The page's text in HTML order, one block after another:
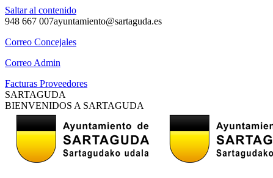
Saltar al contenido
948 667 007ayuntamiento@sartaguda.es
Correo Concejales
Correo Admin
Facturas Proveedores
SARTAGUDA
BIENVENIDOS A SARTAGUDA